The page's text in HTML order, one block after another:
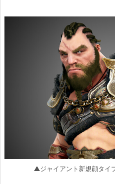
▲ジャイアント新規顔タイ